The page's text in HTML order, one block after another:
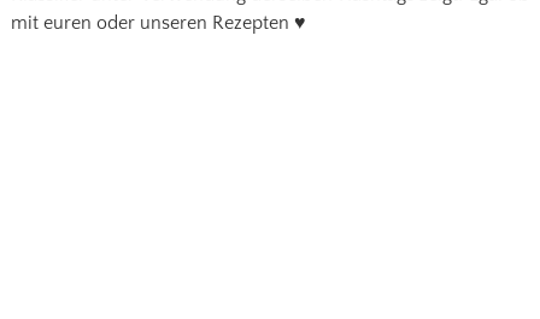
mit euren oder unseren Rezepten ♥